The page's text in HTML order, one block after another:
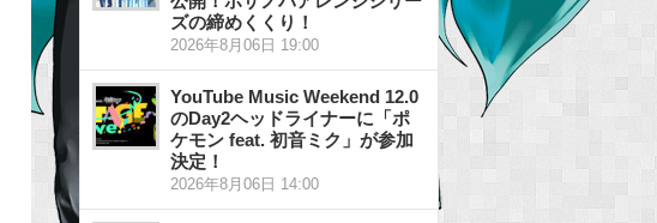
ズの締めくくり！
2026年8月06日 19:00
YouTube Music Weekend 12.0
のDay2ヘッドライナーに「ポ
ケモン feat. 初音ミク」が参加
決定！
2026年8月06日 14:00